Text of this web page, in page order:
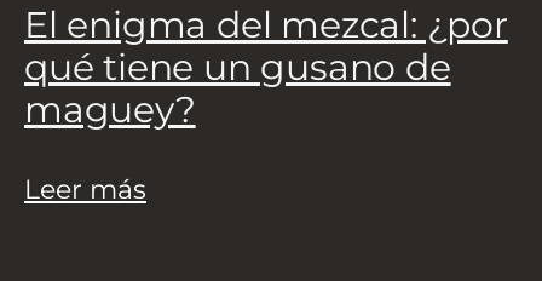
El enigma del mezcal: ¿por
qué tiene un gusano de
maguey?
Leer más